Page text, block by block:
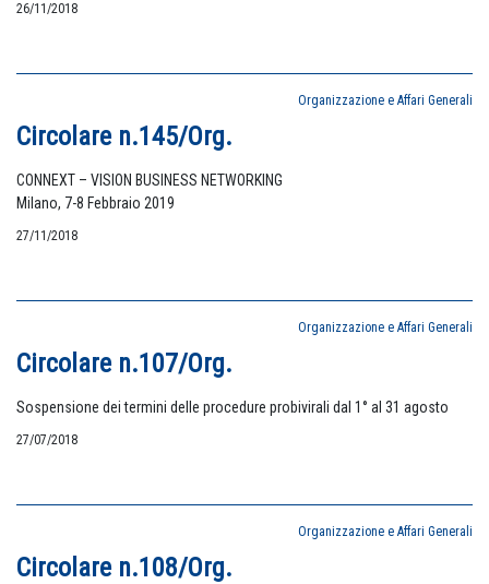
26/11/2018
Organizzazione e Affari Generali
Circolare n.145/Org.
CONNEXT – VISION BUSINESS NETWORKING
Milano, 7-8 Febbraio 2019
27/11/2018
Organizzazione e Affari Generali
Circolare n.107/Org.
Sospensione dei termini delle procedure probivirali dal 1° al 31 agosto
27/07/2018
Organizzazione e Affari Generali
Circolare n.108/Org.